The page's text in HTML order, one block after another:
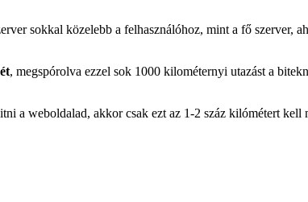
sokkal közelebb a felhasználóhoz, mint a fő szerver,
, megspórolva ezzel sok 1000 kilométernyi utazást a
a weboldalad, akkor csak ezt az 1-2 száz kilómétert kell